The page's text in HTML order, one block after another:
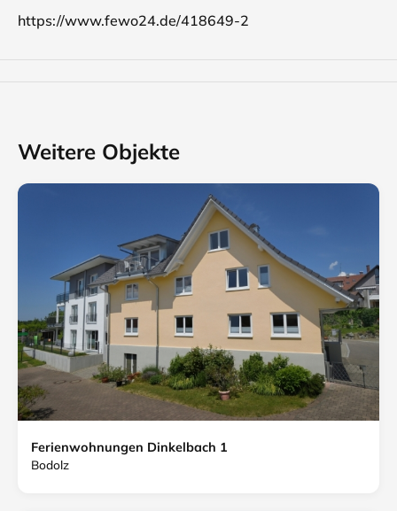
https://www.fewo24.de/418649-2
Weitere Objekte
Ferienwohnungen Dinkelbach 1
Bodolz